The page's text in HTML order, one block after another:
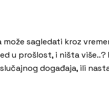
može sagledati kroz
u prošlost, i ništa
događaja, ili